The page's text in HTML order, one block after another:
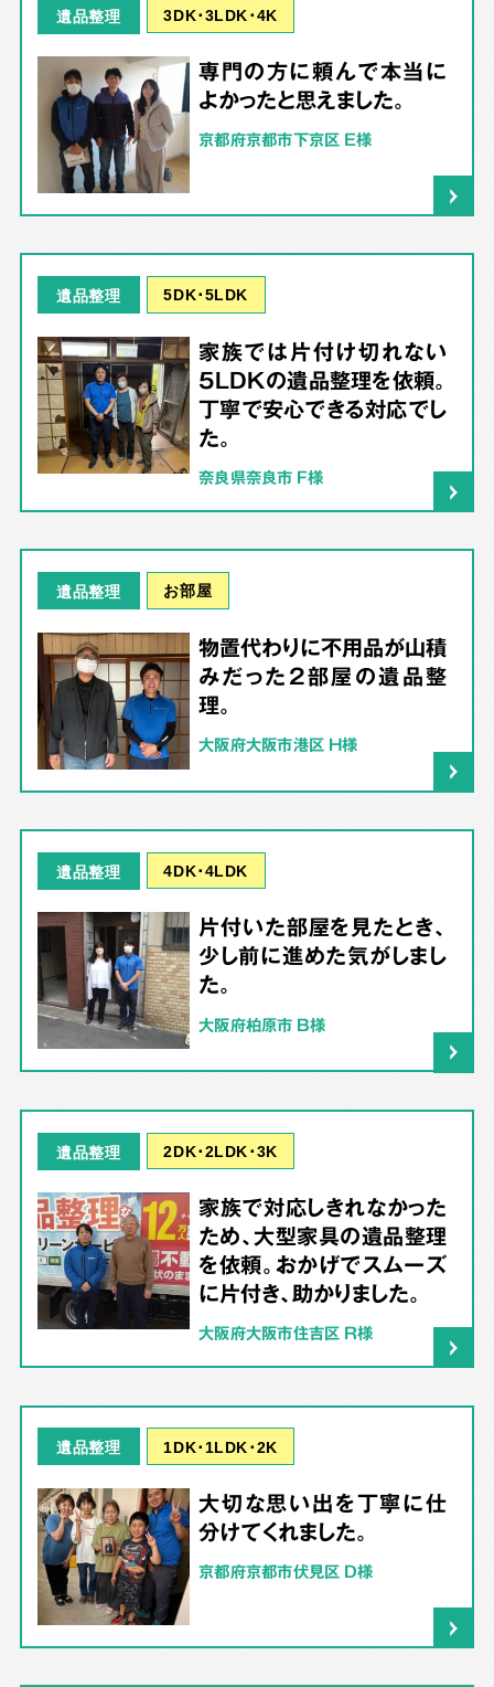
遺品整理 3DK･3LDK･4K
専門の方に頼んで本当に
よかったと思えました。
京都府京都市下京区 E様
遺品整理 5DK･5LDK
家族では片付け切れない
5LDKの遺品整理を依頼。
丁寧で安心できる対応でし
た。
奈良県奈良市 F様
遺品整理 お部屋
物置代わりに不用品が山積
みだった2部屋の遺品整
理。
大阪府大阪市港区 H様
遺品整理 4DK･4LDK
片付いた部屋を見たとき、
少し前に進めた気がしまし
た。
大阪府柏原市 B様
遺品整理 2DK･2LDK･3K
家族で対応しきれなかった
ため、大型家具の遺品整理
を依頼。おかげでスムーズ
に片付き、助かりました。
大阪府大阪市住吉区 R様
遺品整理 1DK･1LDK･2K
大切な思い出を丁寧に仕
分けてくれました。
京都府京都市伏見区 D様